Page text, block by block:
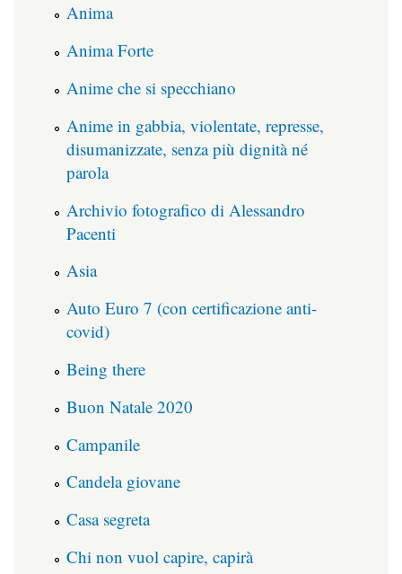
Anima
Anima Forte
Anime che si specchiano
Anime in gabbia, violentate, represse,
disumanizzate, senza più dignità né
parola
Archivio fotografico di Alessandro
Pacenti
Asia
Auto Euro 7 (con certificazione anti-
covid)
Being there
Buon Natale 2020
Campanile
Candela giovane
Casa segreta
Chi non vuol capire, capirà